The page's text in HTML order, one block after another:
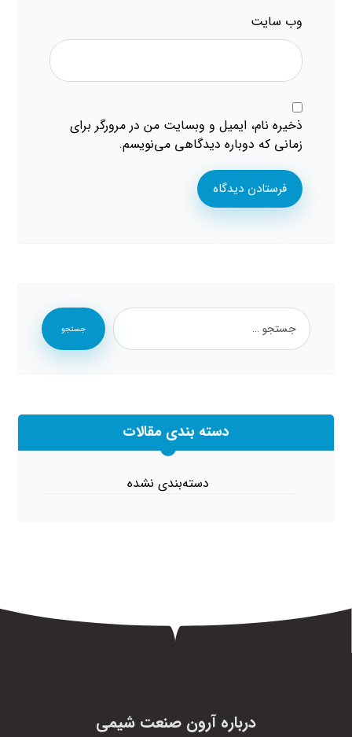
وب‌ سایت
ذخیره نام، ایمیل و وبسایت من در مرورگر برای
زمانی که دوباره دیدگاهی می‌نویسم.
فرستادن دیدگاه
جستجو
دسته بندی مقالات
دسته‌بندی نشده
درباره آرون صنعت شیمی